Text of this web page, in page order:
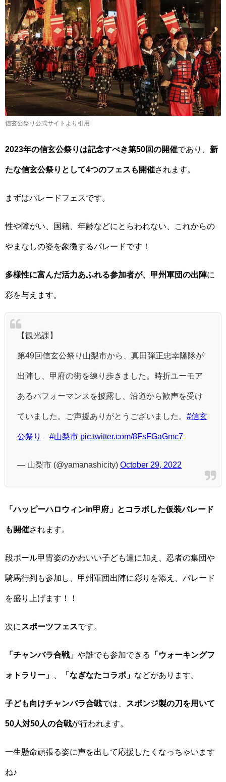
信玄公祭り公式サイトより引用
2023年の信玄公祭りは記念すべき第50回の開催であり、 新
たな信玄公祭りとして4つのフェスも開催されます。
まずはパレードフェスです。
性や障がい、国籍、年齢などにとらわれない、これからの
やまなしの姿を象徴するパレードです！
多様性に富んだ活力あふれる参加者が、甲州軍団の出陣に
彩を与えます。
【観光課】
第49回信玄公祭り山梨市から、真田弾正忠幸隆隊が
出陣し、甲府の街を練り歩きました。時折ユーモア
あるパフォーマンスを披露し、沿道から歓声を受け
ていました。ご声援ありがとうございました。 #信玄
公祭り #山梨市 pic.twitter.com/8FsFGaGmc7
— 山梨市 (@yamanashicity) October 29, 2022
「ハッピーハロウィンin甲府」とコラボした仮装パレード
も開催されます。
段ボール甲冑姿のかわいい子ども達に加え、忍者の集団や
騎馬行列も参加し、甲州軍団出陣に彩りを添え、パレード
を盛り上げます！！
次に スポーツフェスです。
「チャンバラ合戦」 や誰でも参加できる 「ウォーキングフ
ォトラリー」 「なぎなたコラボ」 などがあります。
子ども向けチャンバラ合戦では、 スポンジ製の刀を用いて
50人対50人の合戦が行われます。
一生懸命頑張る姿に声を出して応援したくなっちゃいます
ね♪